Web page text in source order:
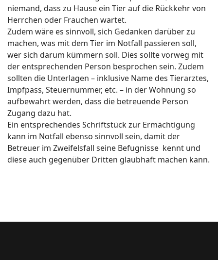
niemand, dass zu Hause ein Tier auf die Rückkehr von
Herrchen oder Frauchen wartet.
Zudem wäre es sinnvoll, sich Gedanken darüber zu
machen, was mit dem Tier im Notfall passieren soll,
wer sich darum kümmern soll. Dies sollte vorweg mit
der entsprechenden Person besprochen sein. Zudem
sollten die Unterlagen – inklusive Name des Tierarztes,
Impfpass, Steuernummer, etc. – in der Wohnung so
aufbewahrt werden, dass die betreuende Person
Zugang dazu hat.
Ein entsprechendes Schriftstück zur Ermächtigung
kann im Notfall ebenso sinnvoll sein, damit der
Betreuer im Zweifelsfall seine Befugnisse kennt und
diese auch gegenüber Dritten glaubhaft machen kann.